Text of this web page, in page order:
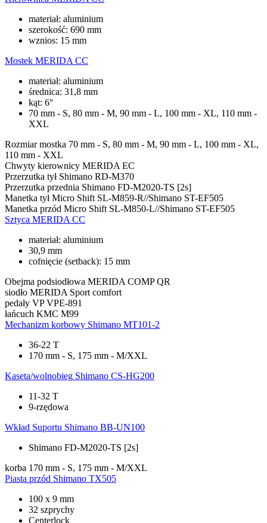
materiał: aluminium
szerokość: 690 mm
wznios: 15 mm
Mostek MERIDA CC
materiał: aluminium
średnica: 31,8 mm
kąt: 6°
70 mm - S, 80 mm - M, 90 mm - L, 100 mm - XL, 110 mm -
XXL
Rozmiar mostka 70 mm - S, 80 mm - M, 90 mm - L, 100 mm - XL,
110 mm - XXL
Chwyty kierownicy MERIDA EC
Przerzutka tył Shimano RD-M370
Przerzutka przednia Shimano FD-M2020-TS [2s]
Manetka tył Micro Shift SL-M859-R//Shimano ST-EF505
Manetka przód Micro Shift SL-M850-L//Shimano ST-EF505
Sztyca MERIDA CC
materiał: aluminium
30,9 mm
cofnięcie (setback): 15 mm
Obejma podsiodłowa MERIDA COMP QR
siodło MERIDA Sport comfort
pedały VP VPE-891
łańcuch KMC M99
Mechanizm korbowy Shimano MT101-2
36-22 T
170 mm - S, 175 mm - M/XXL
Kaseta/wolnobieg Shimano CS-HG200
11-32 T
9-rzędowa
Wkład Suportu Shimano BB-UN100
Shimano FD-M2020-TS [2s]
korba 170 mm - S, 175 mm - M/XXL
Piasta przód Shimano TX505
100 x 9 mm
32 szprychy
Centerlock